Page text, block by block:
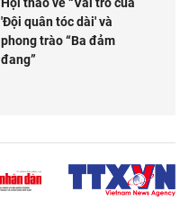
'Đội quân tóc dài' và
phong trào “Ba đảm
đang”